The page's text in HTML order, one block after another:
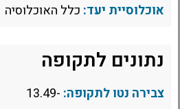
אוכלוסיית יעד: כלל האוכלוסיה
נתונים לתקופה
צבירה נטו לתקופה: -13.49